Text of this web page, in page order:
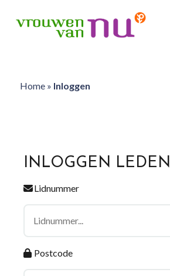
Home» Inloggen
INLOGGEN LEDEN
Lidnummer
Postcode